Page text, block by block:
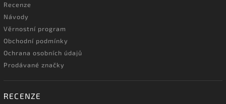
Recenze
Návody
Věrnostní program
Obchodní podmínky
Ochrana osobních údajů
Prodávané značky
RECENZE